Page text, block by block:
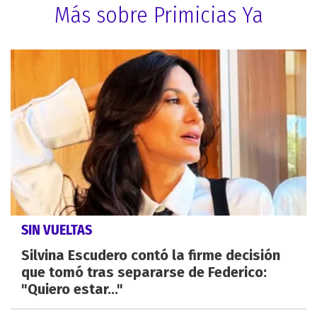
Más sobre Primicias Ya
SIN VUELTAS
Silvina Escudero contó la firme decisión
que tomó tras separarse de Federico:
"Quiero estar..."